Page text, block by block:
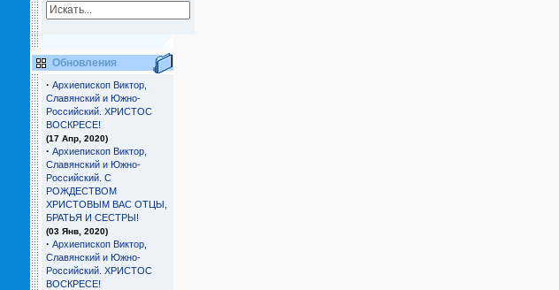
Обновления
· Архиепископ Виктор,
Славянский и Южно-
Российский. ХРИСТОС
ВОСКРЕСЕ!
(17 Апр, 2020)
· Архиепископ Виктор,
Славянский и Южно-
Российский. С
РОЖДЕСТВОМ
ХРИСТОВЫМ ВАС ОТЦЫ,
БРАТЬЯ И СЕCТРЫ!
(03 Янв, 2020)
· Архиепископ Виктор,
Славянский и Южно-
Российский. ХРИСТОС
ВОСКРЕСЕ!